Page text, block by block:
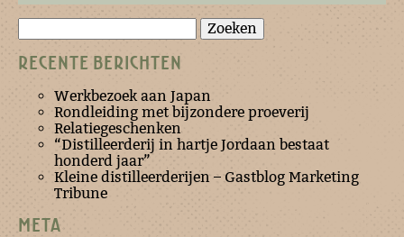
Zoeken
naar:
RECENTE BERICHTEN
Werkbezoek aan Japan
Rondleiding met bijzondere proeverij
Relatiegeschenken
“Distilleerderij in hartje Jordaan bestaat
honderd jaar”
Kleine distilleerderijen – Gastblog Marketing
Tribune
META